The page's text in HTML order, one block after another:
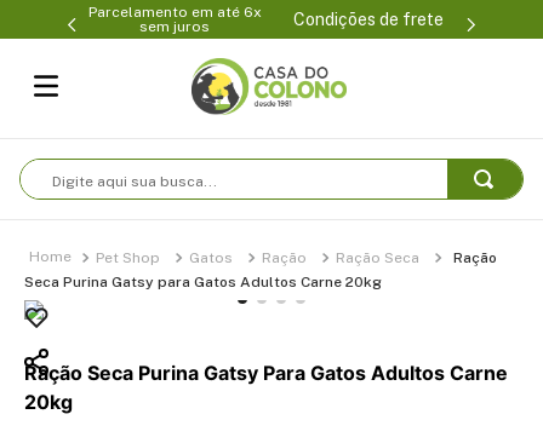
Parcelamento em até 6x
sem juros
Condições de frete
Digite aqui sua busca...
Pet Shop Gatos Ração Ração Seca
Ração
Seca Purina Gatsy para Gatos Adultos Carne 20kg
Ração Seca Purina Gatsy Para Gatos Adultos Carne
20kg